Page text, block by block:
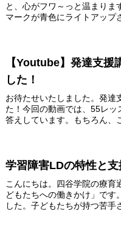
と、心がフワ～っと温まり
マークが青色にライトアップ
【Youtube】発達支
した！
お待たせいたしました。発達
た！今回の動画では、55レ
答えしています。もちろん、
学習障害LDの特性と
こんにちは。四谷学院の療
どもたちへの働きかけ」で
した。子どもたちが持つ苦